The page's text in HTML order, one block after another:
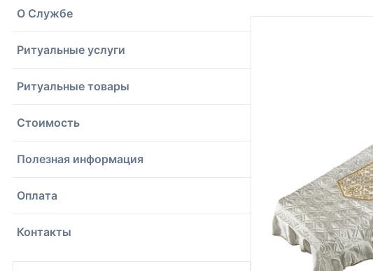
О Службе
Ритуальные услуги
Ритуальные товары
Стоимость
Полезная информация
Оплата
Контакты